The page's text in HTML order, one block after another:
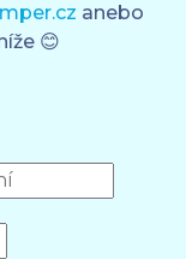
anebo
😊